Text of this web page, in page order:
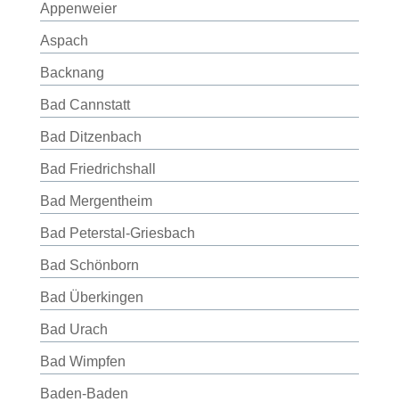
Appenweier
Aspach
Backnang
Bad Cannstatt
Bad Ditzenbach
Bad Friedrichshall
Bad Mergentheim
Bad Peterstal-Griesbach
Bad Schönborn
Bad Überkingen
Bad Urach
Bad Wimpfen
Baden-Baden